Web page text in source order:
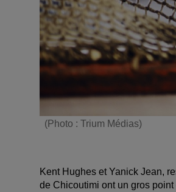
(Photo : Trium Médias)
Kent Hughes et Yanick Jean,
de Chicoutimi ont un gros